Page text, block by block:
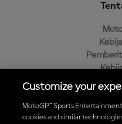
Customize your
MotoGP™ Sports
cookies and similar